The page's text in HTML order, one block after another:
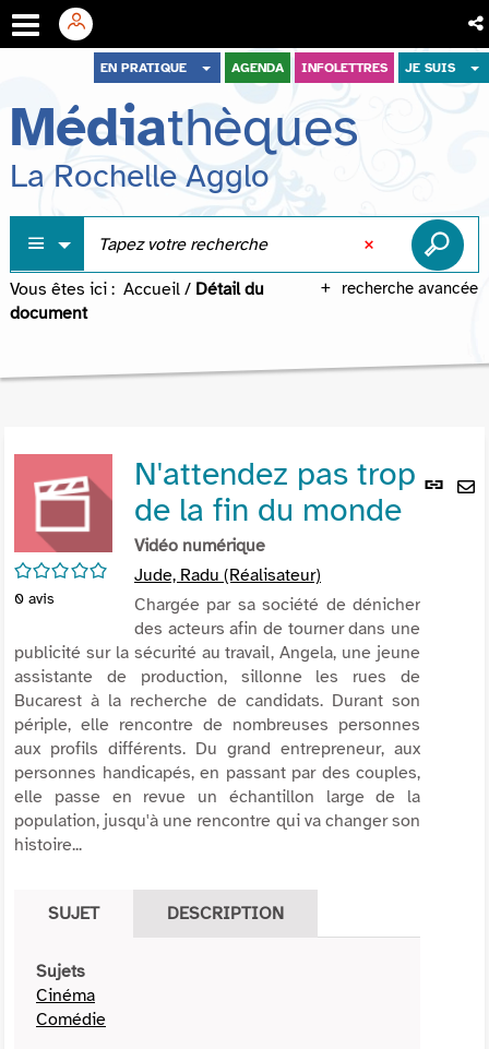
menu
contenu
recherche
EN PRATIQUE AGENDA INFOLETTRES JE SUIS
Médiathèques
La Rochelle Agglo
recherche avancée
Vous êtes ici : Accueil / Détail du
document
Lien
/5
0 avis
N'attendez pas trop
de la fin du monde
Vidéo numérique
Jude, Radu (Réalisateur)
Chargée par sa société de dénicher
des acteurs afin de tourner dans une
publicité sur la sécurité au travail, Angela, une jeune
assistante de production, sillonne les rues de
Bucarest à la recherche de candidats. Durant son
périple, elle rencontre de nombreuses personnes
aux profils différents. Du grand entrepreneur, aux
personnes handicapés, en passant par des couples,
elle passe en revue un échantillon large de la
population, jusqu'à une rencontre qui va changer son
histoire...
SUJET DESCRIPTION
Sujets
Cinéma
Comédie